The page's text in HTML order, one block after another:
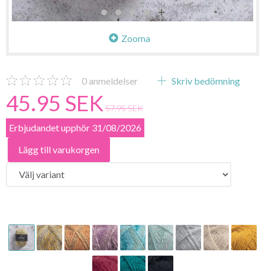
Zooma
0 anmeldelser Skriv bedömning
45.95 SEK 57.95 SEK
Erbjudandet upphör 31/08/2026
Lägg till varukorgen